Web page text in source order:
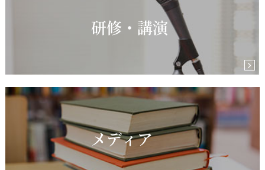
研修・講演
メディア